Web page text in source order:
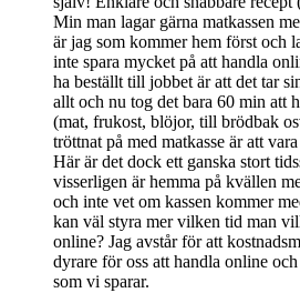
Min man lagar gärna matkassen
är jag som kommer hem först och
inte spara mycket på att handla
ha beställt till jobbet är att det tar
allt och nu tog det bara 60 min att
(mat, frukost, blöjor, till brödbak
tröttnat på med matkasse är att
Här är det dock ett ganska stort
visserligen är hemma på kvällen
och inte vet om kassen kommer
kan väl styra mer vilken tid man
online? Jag avstår för att
dyrare för oss att handla online
som vi sparar.